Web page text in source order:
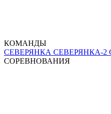
КОМАНДЫ
СЕВЕРЯНКА СЕВЕРЯНКА-2
СОРЕВНОВАНИЯ